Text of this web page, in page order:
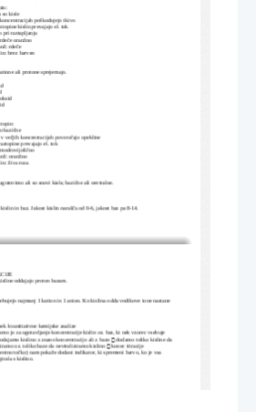
so kisle
poškodujejo tkivo
kislin prevajajo el. tok
pri raztapljanju
oranžno
rdeče
brez barven
ali protone sprejemajo.
bazične
v večjih koncentracijah povzročajo opekline
prevajajo el. tok
oranžno
živa roza
ali so snovi kisle, bazične ali nevtralne.
in baz. Jakost kislin narašča od 0-6, jakost baz pa 8-14.
oddajajo proton bazam.
najmanj 1 kation in 1 anion. Ko kislina odda vodikove ione nastane
kvantitativne kemijske analize
jo za ugotavljanje koncentracije kislin oz. baz, ki nek vzorec vsebuje
kislino z znano koncentracijo ali z bazo  dodamo toliko kisline da
oz. toliko baze da nevtraliziramo kislino  konec titracije
točko) nam pokaže dodani indikator, ki spremeni barvo, ko je vsa
s kislino.